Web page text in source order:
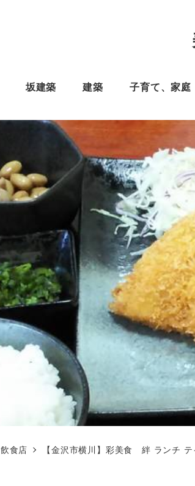
坂建築 建築 子育て、家庭
飲食店 【金沢市横川】彩美食 絆 ランチ